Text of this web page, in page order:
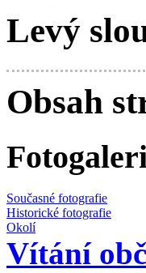
Levý
Obsah
Současné fotografie
Historické fotografie
Okolí
Vítání